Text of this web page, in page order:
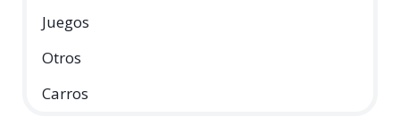
Juegos
Otros
Carros